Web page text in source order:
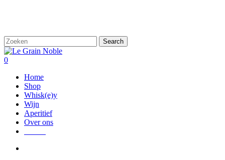
content
Search
Close
Search
search
account
0
Home
Shop
Whisk(e)y
Wijn
Aperitief
Over ons